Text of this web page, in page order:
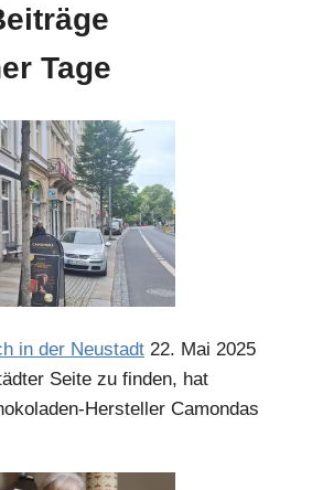
Anzeige
Anzeige
Tage
in der Neustadt 22. Mai 2025
Seite zu finden, hat
Hersteller Camondas